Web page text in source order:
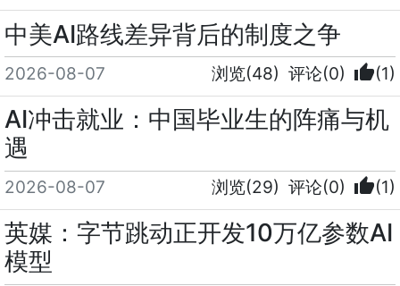
中美AI路线差异背后的制度之争
2026-08-07 浏览(48) 评论(0) thumb_up(1)
AI冲击就业：中国毕业生的阵痛与机
遇
2026-08-07 浏览(29) 评论(0) thumb_up(1)
英媒：字节跳动正开发10万亿参数AI
模型